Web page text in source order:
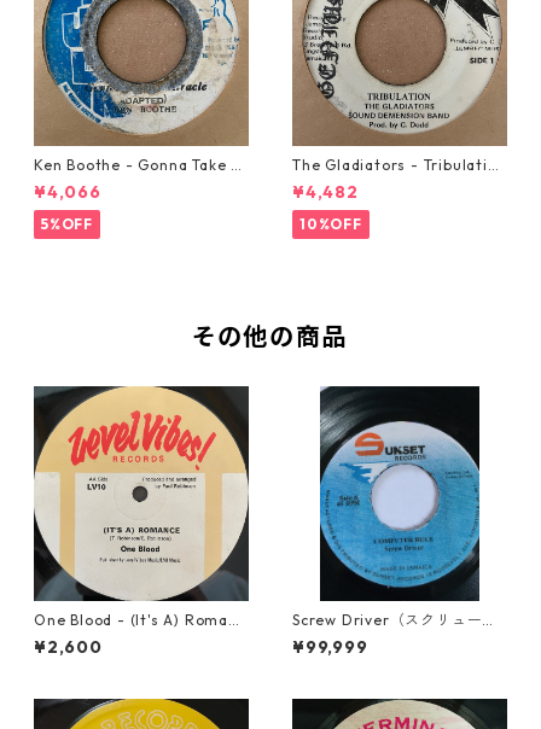
Ken Boothe - Gonna Take A
Miracle【7-21362】
¥4,066
5%OFF
The Gladiators - Tribulation
【7-21365】
¥4,482
10%OFF
その他の商品
One Blood - (It's A) Romanc
e【12-50054】
¥2,600
Screw Driver（スクリュード
ライバー） - Computer Rule
【7'】
¥99,999